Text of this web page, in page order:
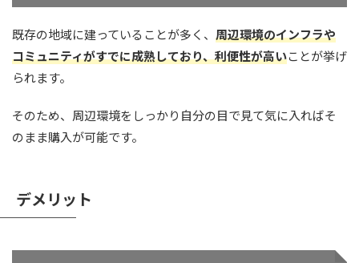
既存の地域に建っていることが多く、 周辺環境のインフラや
コミュニティがすでに成熟しており、利便性が高いことが挙げ
られます。
そのため、周辺環境をしっかり自分の目で見て気に入ればそ
のまま購入が可能です。
デメリット